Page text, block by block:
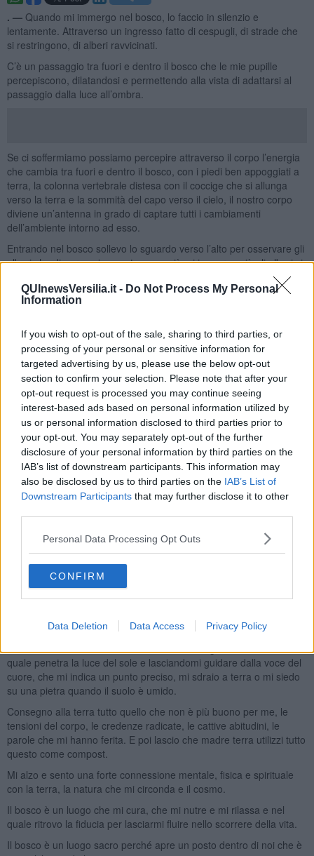
QUInewsVersilia.it - Do Not Process My Personal
Information
If you wish to opt-out of the sale, sharing to third parties, or
processing of your personal or sensitive information for
targeted advertising by us, please use the below opt-out
section to confirm your selection. Please note that after your
opt-out request is processed you may continue seeing
interest-based ads based on personal information utilized by
us or personal information disclosed to third parties prior to
your opt-out. You may separately opt-out of the further
disclosure of your personal information by third parties on the
IAB’s list of downstream participants. This information may
also be disclosed by us to third parties on the IAB’s List of
Downstream Participants that may further disclose it to other
Personal Data Processing Opt Outs
CONFIRM
Data Deletion Data Access Privacy Policy
. — Quando mi immergo nel bosco, lo faccio in silenzio e
lentamente. Attraverso un ingresso fatto di cespugli, di strade che
si restringono, di alberi ravvicinati.
C’è un passaggio tra fuori e dentro il bosco che le mie pupille
percepiscono, dilatandosi e permettendo alla vista di adattarsi al
passaggio dalla luce all’ombra.
Se ci soffermiamo possiamo percepire attraverso il corpo l’energia
che cambia tra fuori e dentro il bosco, con i piedi ben appoggiati a
terra, la colonna vertebrale distesa con il coccige che si allunga
verso la terra e la sommità del capo verso il cielo, il nostro corpo
diviene un’antenna in grado di captare tutti i cambiamenti
dell’ambiente intorno ad esso.
Entrando nel bosco sollevo lo sguardo verso l’alto per osservare gli
alberi che dimorano in questa casa, più mi immergo più gli alberi si
fanno alti per raggiungere la luce del sole. E dal sole raccolgono
l’energia per nutrirsi, rafforzarsi e crescere. Quel tronco allungato,
apparentemente immobile mi chiama. Mi avvicino piano piano e
Mi sento onorata nel fare conoscenza con un essere la cui vita è
dedicata a stare fermo tutto il tempo a guardare e ricordare. In
questa apparente immobilità e indipendenza sono in grado di
comunicare e scambiare informazioni anche a grandi distanze.
Ogni famiglia di alberi lo fa attraverso un linguaggio specifico, ogni
specie ha un suo dialetto, come noi esseri umani. Parole che
viaggiano con l’aria e il vento e attraverso una rete sotterranea
fatta di radici, di connessioni, di scambi e sostegni.
Possiamo imparare molto dagli alberi, il potere di radicarci alla terra
per sentirci centrati, fermi, sicuri; l’importanza di creare sani confini
tra noi e gli altri attraverso un cappotto protettivo intorno al corpo; il
mantenere un portamento eretto allungato verso il cielo così da
chioma, una mente sempre aperta e flessibile ai cambiamenti.
Camminando nel bosco di giorno colgo la bellezza che si manifesta
intorno a me in tutte le sue sfaccettature e la sua impermanenza. È
un’esperienza dell’attimo presente, non c’è prevedibilità, la natura
di manifesta ogni giorno differente. Ogni volta la osservo come se
fosse la prima volta e porto dentro di me l’insegnamento
tristezza che si creano dal voler fissare eventi, situazioni, relazioni.
quale penetra la luce del sole e lasciandomi guidare dalla voce del
cuore, che mi indica un punto preciso, mi sdraio a terra o mi siedo
su una pietra quando il suolo è umido.
Consegno alla terra tutto quello che non è più buono per me, le
tensioni del corpo, le credenze radicate, le cattive abitudini, le
parole che mi hanno ferita. E poi lascio che madre terra utilizzi tutto
questo come compost.
Mi alzo e sento una forte connessione mentale, fisica e spirituale
con la terra, la natura che mi circonda e il cosmo.
Il bosco è un luogo che mi cura, che mi nutre e mi rilassa e nel
quale ritrovo la fiducia per lasciarmi fluire nello scorrere della vita.
Il bosco è un luogo sacro perché apre un posto dentro di noi che è